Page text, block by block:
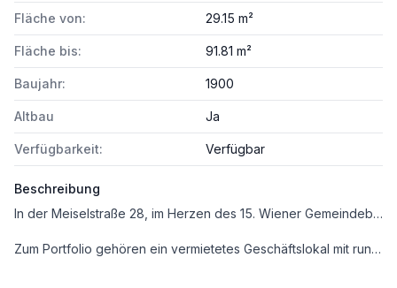
Fläche von: 29.15 m²
Fläche bis: 91.81 m²
Baujahr: 1900
Altbau Ja
Verfügbarkeit: Verfügbar
Beschreibung
In der Meiselstraße 28, im Herzen des 15. Wiener Gemeindebezirks, stehen insgesamt 29 Einheiten in einem prachtvollen Stilaltbau aus der Jahrhundertwende zum Verkauf. Das viergeschossige Gebäude mit Keller wurde mit viel Liebe zum Detail revitalisiert. Die frisch renovierte Fassade erstrahlt in neuem Glanz und vereint den unverwechselbaren Charme des klassischen Wiener Altbaus mit einem gepflegten, einladenden Erscheinungsbild.
Zum Portfolio gehören ein vermietetes Geschäftslokal mit rund 165 m², sechs vermietete sowie 22 freie Wohnungen mit Flächen zwischen ca. 20 m² und 92 m². Damit bietet das Objekt sowohl Anlegern als auch Eigennutzern attraktive Möglichkeiten. Die freien Einheiten befinden sich in einem Zustand, der Raum für individuelle Gestaltung lässt – künftige Eigentümer können ihre Vorstellungen verwirklichen und durch gezielte Sanierung und Modernisierung ein ganz persönliches Wohnambiente schaffen.